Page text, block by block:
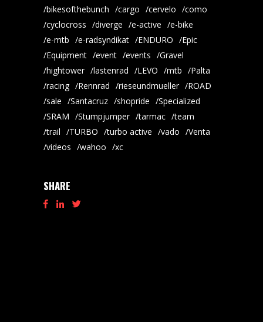
bikesofthebunch
cargo cervelo
como
cyclocross
diverge e-active
e-bike
e-mtb
e-radsyndikat ENDURO
Epic
Equipment
event events
Gravel
hightower
lastenrad LEVO mtb
Palta
racing
Rennrad rieseundmueller
ROAD
sale
Santacruz shopride
Specialized
SRAM
Stumpjumper tarmac
team
trail
TURBO turbo active vado
Venta
videos
wahoo xc
SHARE